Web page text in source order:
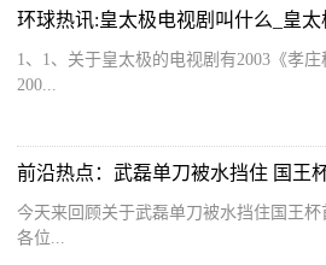
环球热讯:皇太极电视剧叫什么_皇太
1、1、关于皇太极的电视剧有2003《孝
200...
前沿热点：武磊单刀被水挡住 国王
今天来回顾关于武磊单刀被水挡住国王
各位...